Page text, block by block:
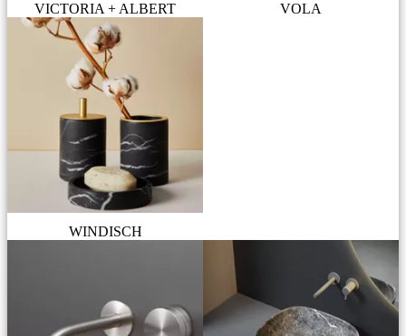
VICTORIA + ALBERT VOLA
WINDISCH